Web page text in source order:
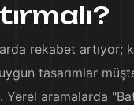
rekabet artıyor;
tasarımlar
Yerel aramalarda